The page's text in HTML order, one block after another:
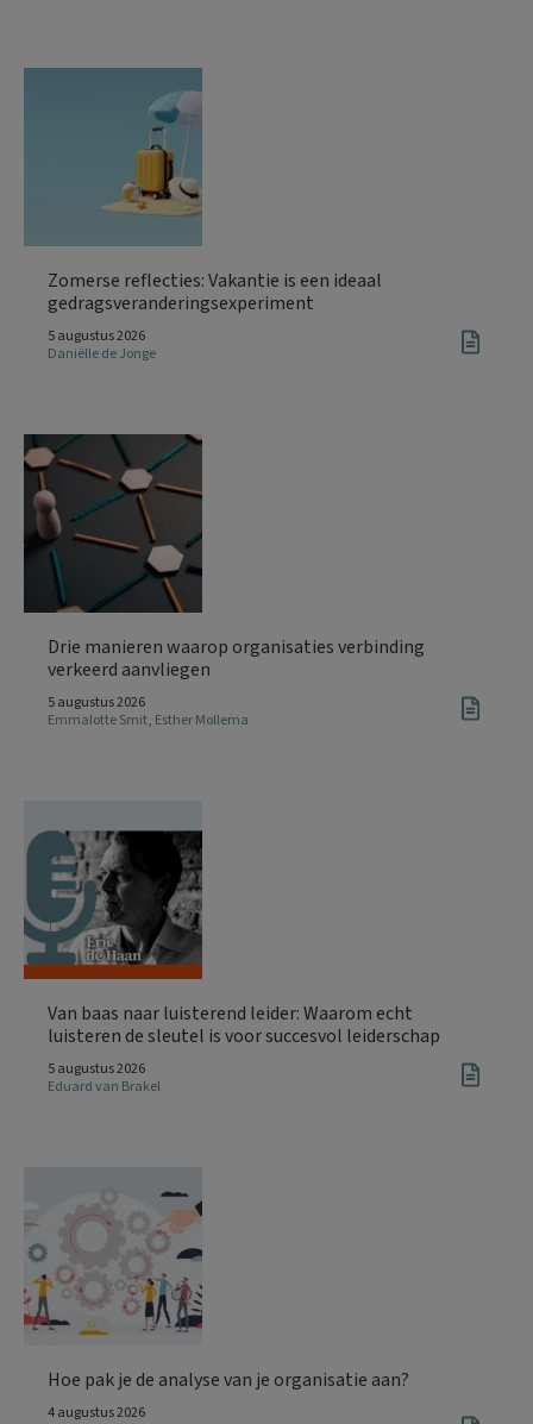
Zomerse reflecties: Vakantie is een ideaal
gedragsveranderingsexperiment
5 augustus 2026
Daniëlle de Jonge
Drie manieren waarop organisaties verbinding
verkeerd aanvliegen
5 augustus 2026
Emmalotte Smit, Esther Mollema
Van baas naar luisterend leider: Waarom echt
luisteren de sleutel is voor succesvol leiderschap
5 augustus 2026
Eduard van Brakel
Hoe pak je de analyse van je organisatie aan?
4 augustus 2026